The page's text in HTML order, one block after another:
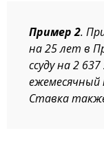
Пример 2.
на 25 лет в
ссуду на 2
Ставка